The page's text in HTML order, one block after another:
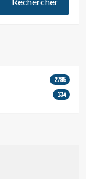
2795
134